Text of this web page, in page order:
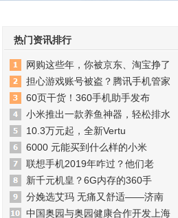
热门资讯排行
网购这些年，你被京东、淘宝挣了
担心游戏账号被盗？腾讯手机管家
60页干货！360手机助手发布
小米推出一款养鱼神器，轻松排水
10.3万元起，全新Vertu
6000 元能买到什么样的小米
联想手机2019年咋过？他们老
新千元机皇？6G内存的360手
分娩选艾玛 无痛又舒适——济南
中国奥园与奥园健康合作开发上海